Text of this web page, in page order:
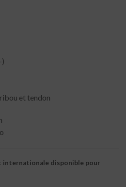
et tendon
internationale disponible pour